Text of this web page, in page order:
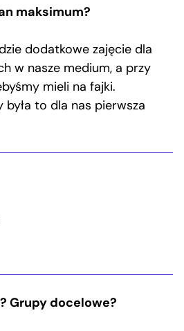
maksimum?
dodatkowe zajęcie dla
w nasze medium, a przy
mieli na fajki.
to dla nas pierwsza
Grupy docelowe?